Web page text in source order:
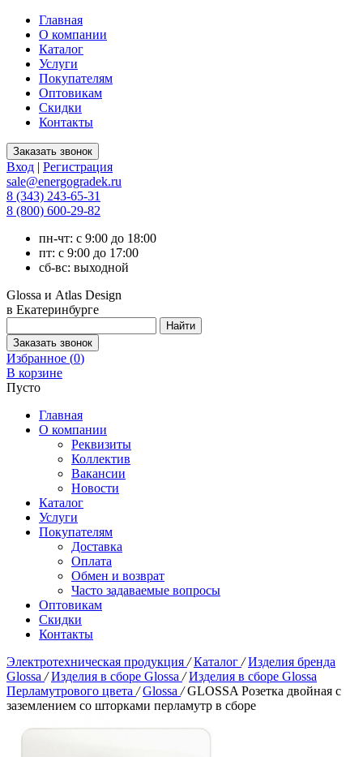
Главная
О компании
Каталог
Услуги
Покупателям
Оптовикам
Скидки
Контакты
Вход | Регистрация
sale@energogradek.ru
8 (343) 243-65-31
8 (800) 600-29-82
пн-чт: с 9:00 до 18:00
пт: с 9:00 до 17:00
сб-вс: выходной
Glossa и Atlas Design
в Екатеринбурге
Избранное (0)
В корзине
Пусто
Главная
О компании
Реквизиты
Коллектив
Вакансии
Новости
Каталог
Услуги
Покупателям
Доставка
Оплата
Обмен и возврат
Часто задаваемые вопросы
Оптовикам
Скидки
Контакты
Электротехническая продукция / Каталог / Изделия бренда
Glossa / Изделия в сборе Glossa / Изделия в сборе Glossa
Перламутрового цвета / Glossa / GLOSSA Розетка двойная с
заземлением со шторками перламутр в сборе